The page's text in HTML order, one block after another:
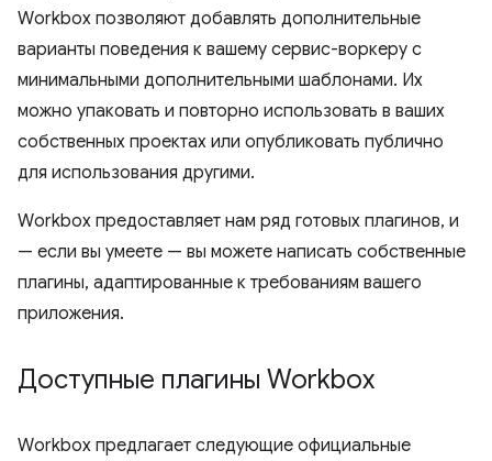
Workbox позволяют добавлять дополнительные
варианты поведения к вашему сервис-воркеру с
минимальными дополнительными шаблонами. Их
можно упаковать и повторно использовать в ваших
собственных проектах или опубликовать публично
для использования другими.
Workbox предоставляет нам ряд готовых плагинов, и
— если вы умеете — вы можете написать собственные
плагины, адаптированные к требованиям вашего
приложения.
Доступные плагины Workbox
Workbox предлагает следующие официальные